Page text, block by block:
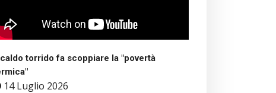
torrido fa scoppiare la "povertà
14 Luglio 2026